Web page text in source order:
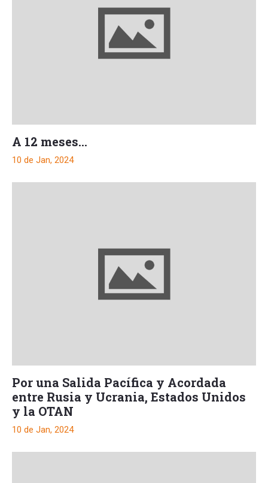
A 12 meses…
10 de Jan, 2024
Por una Salida Pacífica y Acordada
entre Rusia y Ucrania, Estados Unidos
y la OTAN
10 de Jan, 2024